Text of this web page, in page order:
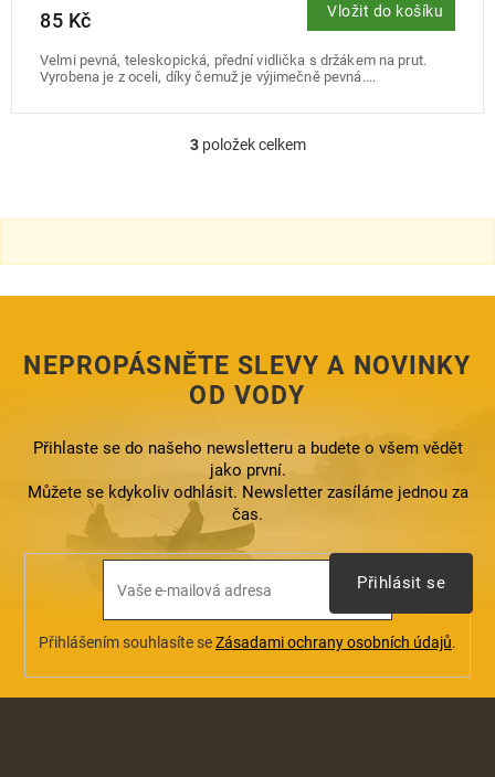
85 Kč Vložit do košíku
Velmi pevná, teleskopická, přední vidlička s držákem na prut.
Vyrobena je z oceli, díky čemuž je výjimečně pevná....
O
á
a
í
v
k
y
ý
p
i
s
u
3položek celkem
NEPROPÁSNĚTE SLEVY A NOVINKY
OD VODY
Přihlaste se do našeho newsletteru a budete o všem vědět
jako první.
Můžete se kdykoliv odhlásit. Newsletter zasíláme jednou za
čas.
Přihlášením souhlasíte seZásadami ochrany osobních údajů.
Přihlásit se